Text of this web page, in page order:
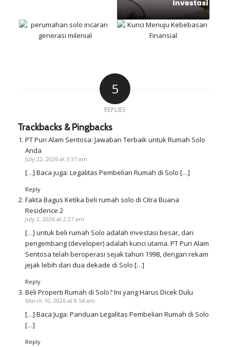
5
REPLIES
Trackbacks & Pingbacks
PT Puri Alam Sentosa: Jawaban Terbaik untuk Rumah Solo
Anda
July 22, 2026 at 3:37 am
[…] Baca juga: Legalitas Pembelian Rumah di Solo […]
Reply
Fakta Bagus Ketika beli rumah solo di Citra Buana
Residence 2
July 2, 2026 at 2:27 am
[…] untuk beli rumah Solo adalah investasi besar, dan
pengembang (developer) adalah kunci utama. PT Puri Alam
Sentosa telah beroperasi sejak tahun 1998, dengan rekam
jejak lebih dari dua dekade di Solo […]
Reply
Beli Properti Rumah di Solo? Ini yang Harus Dicek Dulu
March 10, 2026 at 8:54 am
[…] Baca Juga: Panduan Legalitas Pembelian Rumah di Solo
[…]
Reply